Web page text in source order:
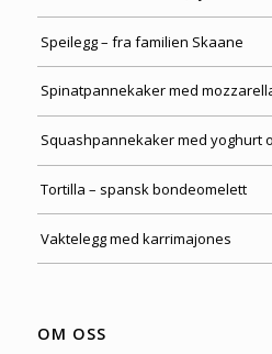
Speilegg – fra familien Skaane
Spinatpannekaker med
Squashpannekaker med yoghurt
Tortilla – spansk bondeomelett
Vaktelegg med karrimajones
OM OSS